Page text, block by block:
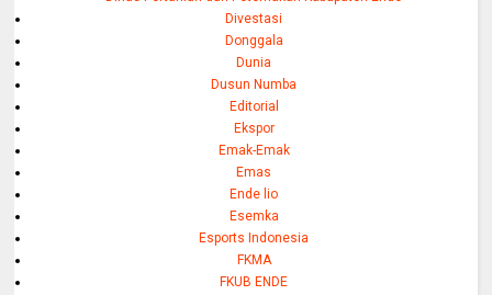
Divestasi
Donggala
Dunia
Dusun Numba
Editorial
Ekspor
Emak-Emak
Emas
Ende lio
Esemka
Esports Indonesia
FKMA
FKUB ENDE